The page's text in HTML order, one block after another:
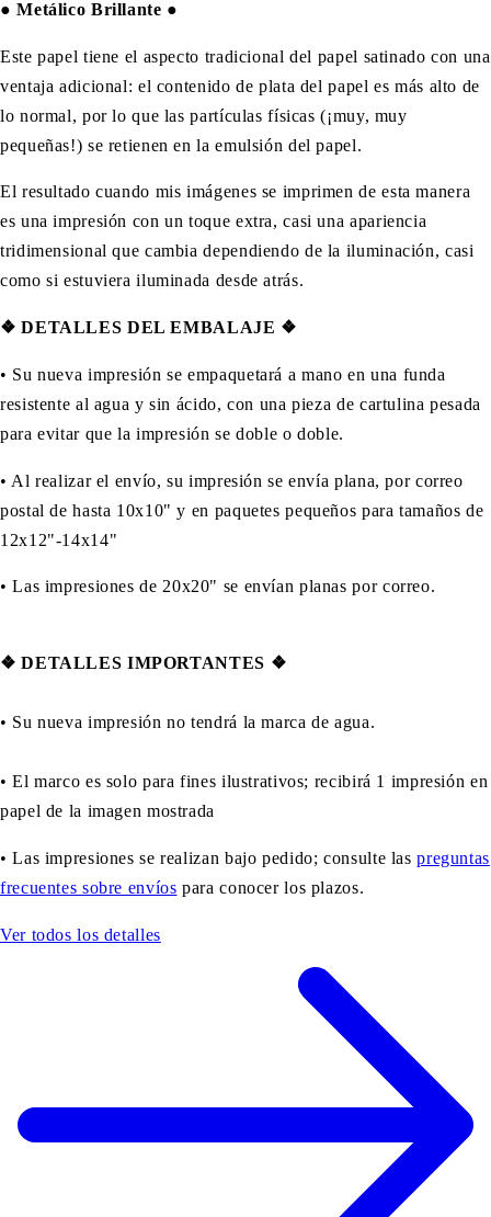
●Metálico Brillante ●
Este papel tiene el aspecto tradicional del papel satinado con una
ventaja adicional: el contenido de plata del papel es más alto de
lo normal, por lo que las partículas físicas (¡muy, muy
pequeñas!) se retienen en la emulsión del papel.
El resultado cuando mis imágenes se imprimen de esta manera
es una impresión con un toque extra, casi una apariencia
tridimensional que cambia dependiendo de la iluminación, casi
como si estuviera iluminada desde atrás.
❖ DETALLES DEL EMBALAJE ❖
• Su nueva impresión se empaquetará a mano en una funda
resistente al agua y sin ácido, con una pieza de cartulina pesada
para evitar que la impresión se doble o doble.
• Al realizar el envío, su impresión se envía plana, por correo
postal de hasta 10x10" y en paquetes pequeños para tamaños de
12x12"-14x14"
• Las impresiones de 20x20" se envían planas por correo.
❖ DETALLES IMPORTANTES ❖
• Su nueva impresión no tendrá la marca de agua.
• El marco es solo para fines ilustrativos; recibirá 1 impresión en
papel de la imagen mostrada
• Las impresiones se realizan bajo pedido; consulte laspreguntas
frecuentes sobre envíos para conocer los plazos.
Ver todos los detalles